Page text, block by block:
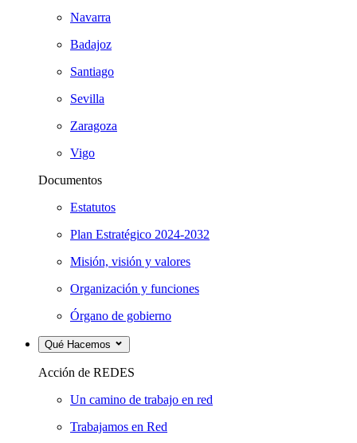
Navarra
Badajoz
Santiago
Sevilla
Zaragoza
Vigo
Documentos
Estatutos
Plan Estratégico 2024-2032
Misión, visión y valores
Organización y funciones
Órgano de gobierno
Qué Hacemos
Acción de REDES
Un camino de trabajo en red
Trabajamos en Red